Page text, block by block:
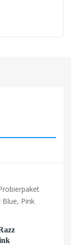
Blue, Pink